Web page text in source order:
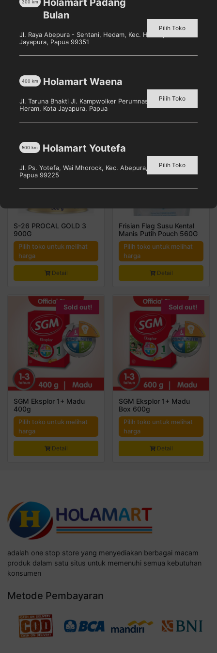
sumber Vitamin-A dan flavonoid seperti beta-
karoten, likopen, lutein dan cryptoxanthin. Senyawa
yang diketahui memiliki sifat antioksidan dan sangat
penting untuk kesehatan.
Produk Terkait
S-26 PROCAL GOLD 3
900G
Pilih toko untuk melihat
harga
Detail
Frisian Flag Susu Kental
Manis Putih Pouch 560G
Pilih toko untuk melihat
harga
Detail
Sold out!
SGM Eksplor 1+ Madu
400g
Pilih toko untuk melihat
harga
Detail
Sold out!
SGM Eksplor 1+ Madu
Box 600g
Pilih toko untuk melihat
harga
Detail
adalah one stop store yang menyediakan berbagai macam
produk dalam satu situs untuk memenuhi semua kebutuhan
konsumen
Metode Pembayaran
Bulan
300 km
Jl. Raya Abepura - Sentani, Hedam, Kec. Heram, Kota
Jayapura, Papua 99351
Pilih Toko
Holamart Waena
400 km
Jl. Taruna Bhakti Jl. Kampwolker Perumnas 3, Waena, Kec.
Heram, Kota Jayapura, Papua
Pilih Toko
Holamart Youtefa
500 km
Jl. Ps. Yotefa, Wai Mhorock, Kec. Abepura, Kota Jayapura,
Papua 99225
Pilih Toko